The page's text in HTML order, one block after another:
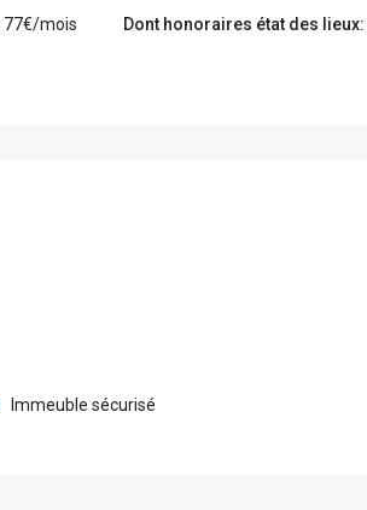
77€/mois Dont honoraires état des lieux:
Immeuble sécurisé